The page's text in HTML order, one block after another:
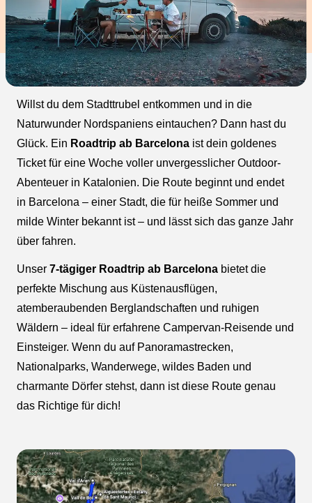
Willst du dem Stadttrubel entkommen und in die
Naturwunder Nordspaniens eintauchen? Dann hast du
Glück. Ein Roadtrip ab Barcelona ist dein goldenes
Ticket für eine Woche voller unvergesslicher Outdoor-
Abenteuer in Katalonien. Die Route beginnt und endet
in Barcelona – einer Stadt, die für heiße Sommer und
milde Winter bekannt ist – und lässt sich das ganze Jahr
über fahren.
Unser 7-tägiger Roadtrip ab Barcelona bietet die
perfekte Mischung aus Küstenausflügen,
atemberaubenden Berglandschaften und ruhigen
Wäldern – ideal für erfahrene Campervan-Reisende und
Einsteiger. Wenn du auf Panoramastrecken,
Nationalparks, Wanderwege, wildes Baden und
charmante Dörfer stehst, dann ist diese Route genau
das Richtige für dich!